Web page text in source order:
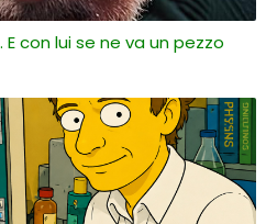
con lui se ne va un pezzo